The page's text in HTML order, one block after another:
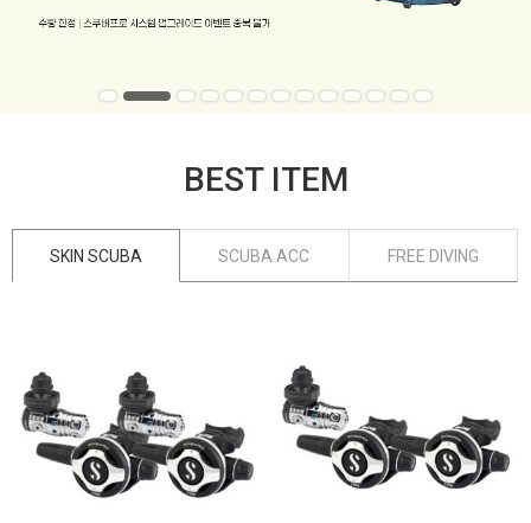
BEST ITEM
SKIN SCUBA SCUBA ACC FREE DIVING